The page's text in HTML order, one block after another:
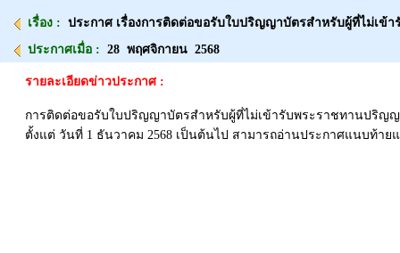
เรื่อง : ประกาศ เรื่องการติดต่อขอรับใบปริญญาบัตรสำหรับผู้ที่ไม่เข้
ประกาศเมื่อ : 28 พฤศจิกายน 2568
รายละเอียดข่าวประกาศ :
การติดต่อขอรับใบปริญญาบัตรสำหรับผู้ที่ไม่เข้ารับพระราชทานปริญ
ตั้งแต่ วันที่ 1 ธันวาคม 2568 เป็นต้นไป สามารถอ่านประกาศแนบท้า